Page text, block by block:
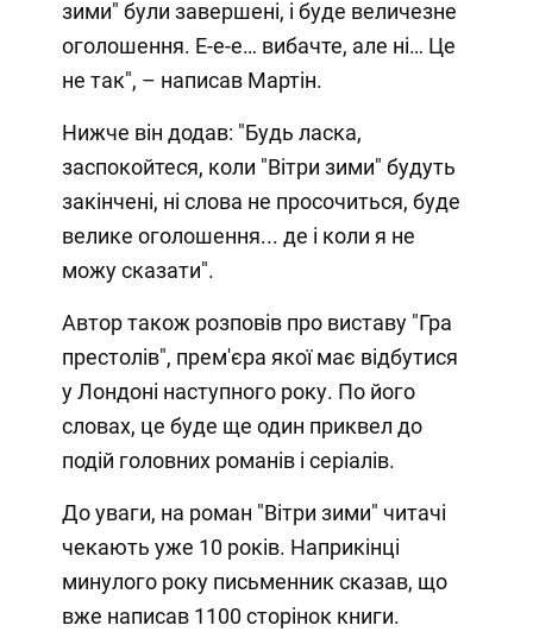
зими" були завершені, і буде величезне
оголошення. Е-е-е… вибачте, але ні… Це
не так", – написав Мартін.
Нижче він додав: "Будь ласка,
заспокойтеся, коли "Вітри зими" будуть
закінчені, ні слова не просочиться, буде
велике оголошення... де і коли я не
можу сказати".
Автор також розповів про виставу "Гра
престолів", прем'єра якої має відбутися
у Лондоні наступного року. По його
словах, це буде ще один приквел до
подій головних романів і серіалів.
До уваги, на роман "Вітри зими" читачі
чекають уже 10 років. Наприкінці
минулого року письменник сказав, що
вже написав 1100 сторінок книги.